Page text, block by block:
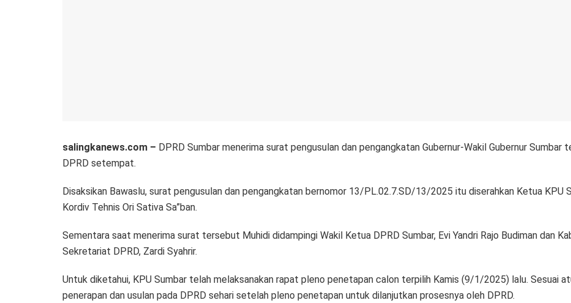
salingkanews.com – DPRD Sumbar menerima surat pengusulan dan pengangkatan Gubernur-Wakil Gubernur
DPRD setempat.
Disaksikan Bawaslu, surat pengusulan dan pengangkatan bernomor 13/PL.02.7.SD/13/2025 itu diserahkan Ketua KPU
Kordiv Tehnis Ori Sativa Sa”ban.
Sementara saat menerima surat tersebut Muhidi didampingi Wakil Ketua DPRD Sumbar, Evi Yandri Rajo Budiman dan
Sekretariat DPRD, Zardi Syahrir.
Untuk diketahui, KPU Sumbar telah melaksanakan rapat pleno penetapan calon terpilih Kamis (9/1/2025) lalu. Sesuai
penerapan dan usulan pada DPRD sehari setelah pleno penetapan untuk dilanjutkan prosesnya oleh DPRD.